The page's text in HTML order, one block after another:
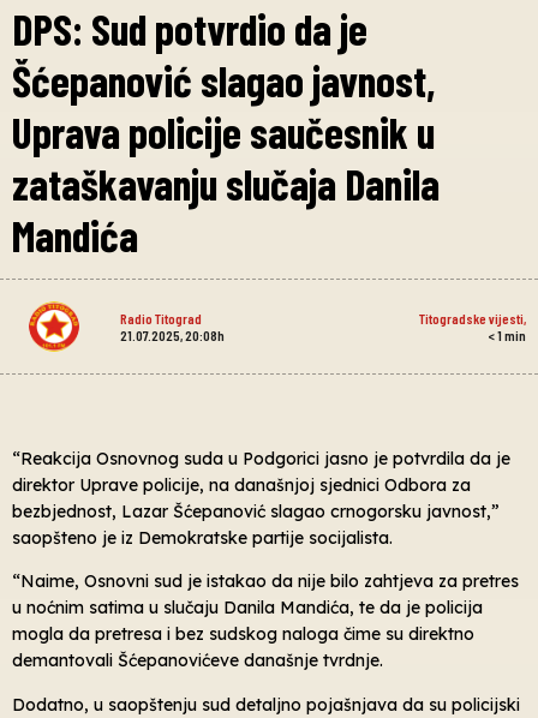
DPS: Sud potvrdio da je
Šćepanović slagao javnost,
Uprava policije saučesnik u
zataškavanju slučaja Danila
Mandića
Radio Titograd Titogradske vijesti
21.07.2025, 20:08h
< 1 min
“Reakcija Osnovnog suda u Podgorici jasno je potvrdila da je
direktor Uprave policije, na današnjoj sjednici Odbora za
bezbjednost, Lazar Šćepanović slagao crnogorsku javnost,”
saopšteno je iz Demokratske partije socijalista.
“Naime, Osnovni sud je istakao da nije bilo zahtjeva za pretres
u noćnim satima u slučaju Danila Mandića, te da je policija
mogla da pretresa i bez sudskog naloga čime su direktno
demantovali Šćepanovićeve današnje tvrdnje.
Dodatno, u saopštenju sud detaljno pojašnjava da su policijski